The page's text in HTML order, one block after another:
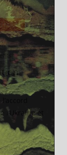
et